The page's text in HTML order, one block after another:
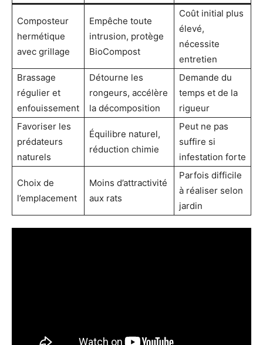
Composteur
hermétique
avec grillage
Empêche toute
intrusion, protège
BioCompost
Coût initial plus
élevé,
nécessite
entretien
Brassage
régulier et
enfouissement
Détourne les
rongeurs, accélère
la décomposition
Demande du
temps et de la
rigueur
Favoriser les
prédateurs
naturels
Équilibre naturel,
réduction chimie
Peut ne pas
suffire si
infestation forte
Choix de
l’emplacement
Moins d’attractivité
aux rats
Parfois difficile
à réaliser selon
jardin